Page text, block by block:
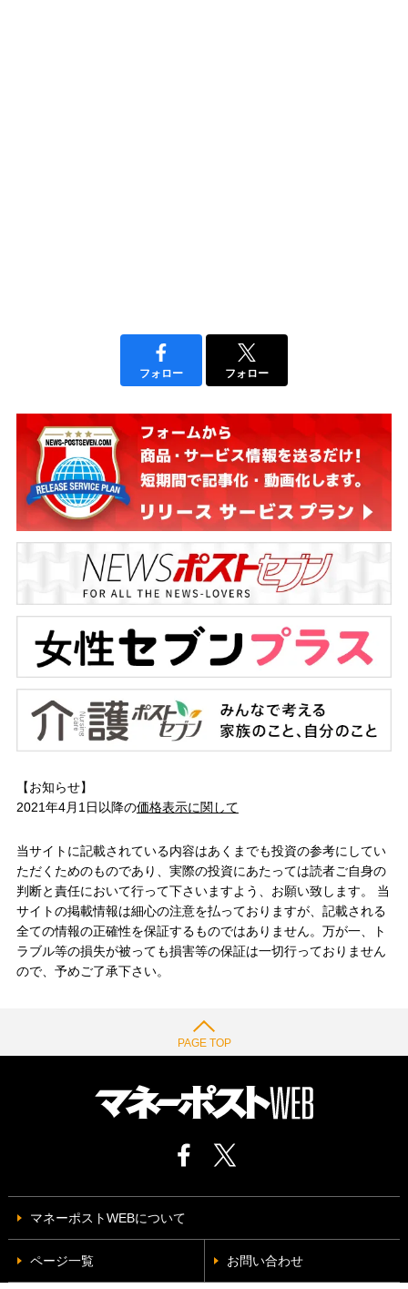
フォロー フォロー
【お知らせ】
2021年4月1日以降の価格表示に関して
当サイトに記載されている内容はあくまでも投資の参考にしてい
ただくためのものであり、実際の投資にあたっては読者ご自身の
判断と責任において行って下さいますよう、お願い致します。 当
サイトの掲載情報は細心の注意を払っておりますが、記載される
全ての情報の正確性を保証するものではありません。万が一、ト
ラブル等の損失が被っても損害等の保証は一切行っておりません
ので、予めご了承下さい。
PAGE TOP
マネーポストWEBについて
ページ一覧 お問い合わせ